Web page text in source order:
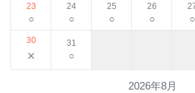
2026年8月
23
○
24
○
25
○
26
○ ○
30
×
31
○